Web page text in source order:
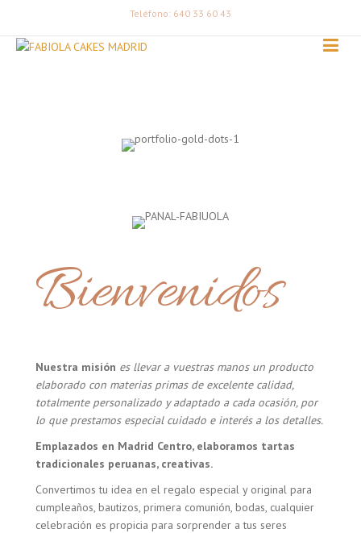
Teléfono: 640 33 60 43
Bienvenidos
Nuestra misión es llevar a vuestras manos un producto
elaborado con materias primas de excelente calidad,
totalmente personalizado y adaptado a cada ocasión, por
lo que prestamos especial cuidado e interés a los detalles.
Emplazados en Madrid Centro, elaboramos tartas
tradicionales peruanas, creativas.
Convertimos tu idea en el regalo especial y original para
cumpleaños, bautizos, primera comunión, bodas, cualquier
celebración es propicia para sorprender a tus seres